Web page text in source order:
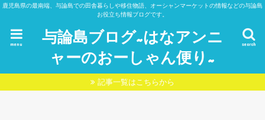
鹿児島県の最南端、与論島での田舎暮らしや移住物語、オーシャンマーケットの情報などの与論島
お役立ち情報ブログです。
与論島ブログ~はなアンニ
ャーのおーしゃん便り~
search
menu
記事一覧はこちらから